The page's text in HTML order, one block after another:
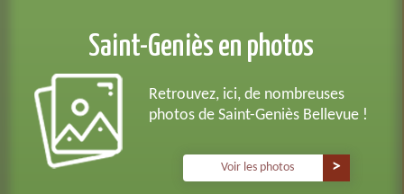
Saint-Geniès en photos
Retrouvez, ici, de nombreuses
photos de Saint-Geniès Bellevue !
Voir les photos